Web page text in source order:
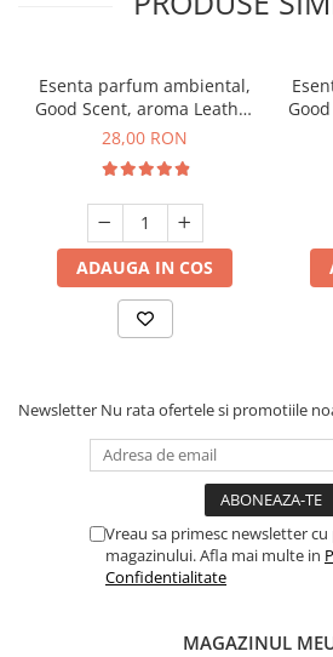
Esenta parfum ambiental,
Good Scent, aroma Leather
& Black Oudh, 20 g
28,00 RON
ADAUGA IN COS
&
Newsletter Nu rata ofertele si promotiile
Vreau sa primesc newsletter
magazinului. Afla mai multe in
Confidentialitate
MAGAZINUL